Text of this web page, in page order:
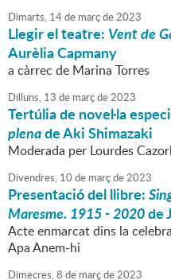
Dimarts, 14de marçde2023
Llegir el teatre: Vent de
Aurèlia Capmany
a càrrec de Marina Torres
Dilluns, 13 de marçde2023
Tertúlia de novel·la
plenade Aki Shimazaki
Moderada per Lourdes
Divendres, 10 de marçde2023
Presentació del llibre:
Maresme. 1915 - 2020de
Acte enmarcat dins la
Apa Anem-hi
Dimecres,8 de marçde2023